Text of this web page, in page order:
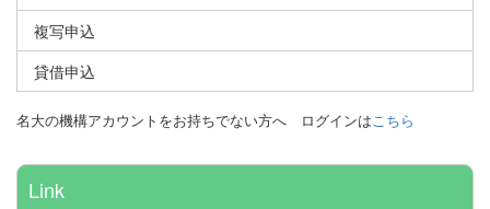
複写申込
貸借申込
名大の機構アカウントをお持ちでない方へ ログインはこちら
Link